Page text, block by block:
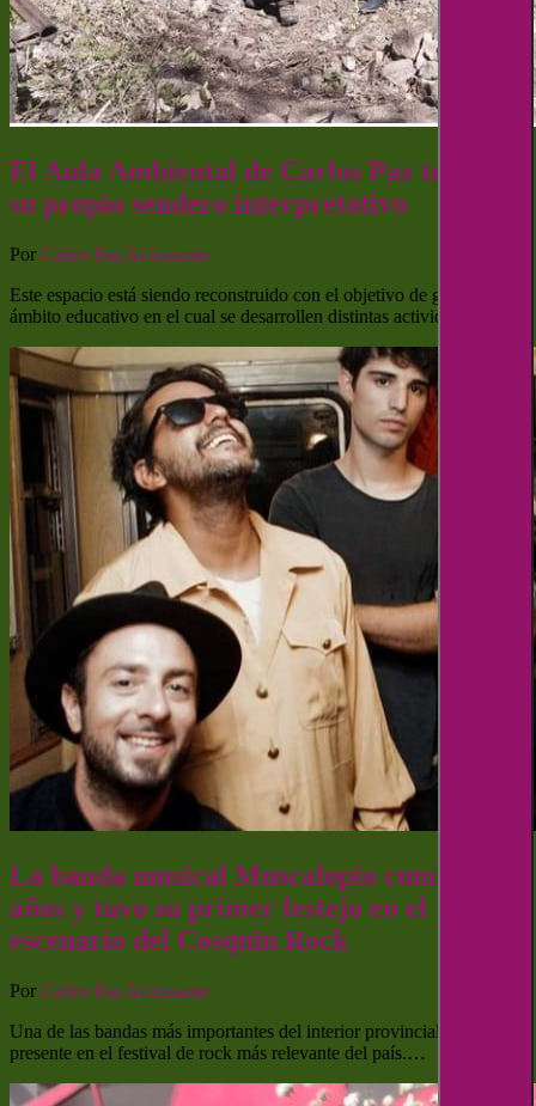
El Aula Ambiental de Carlos Paz tendrá
su propio sendero interpretativo
Por Carlos Paz Al Instante
Este espacio está siendo reconstruido con el objetivo de generar un
ámbito educativo en el cual se desarrollen distintas actividades.…
La banda musical Muscalopio cumple 20
años y tuvo su primer festejo en el
escenario del Cosquin Rock
Por Carlos Paz Al Instante
Una de las bandas más importantes del interior provincial dijo
presente en el festival de rock más relevante del país.…